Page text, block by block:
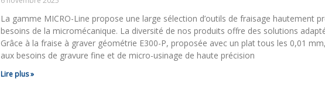
La gamme MICRO-Line propose une large sélection d’outils de fraisage hautement
besoins de la micromécanique. La diversité de nos produits offre des solutions
Grâce à la fraise à graver géométrie E300-P, proposée avec un plat tous les 0,01
aux besoins de gravure fine et de micro-usinage de haute précision
Lire plus »